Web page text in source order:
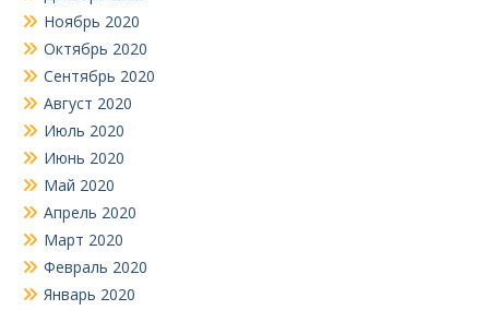
Ноябрь 2020
Октябрь 2020
Сентябрь 2020
Август 2020
Июль 2020
Июнь 2020
Май 2020
Апрель 2020
Март 2020
Февраль 2020
Январь 2020